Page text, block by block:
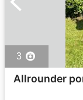
3
Allrounder